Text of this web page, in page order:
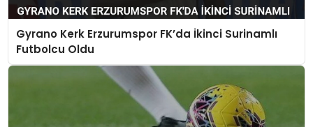
Gyrano Kerk Erzurumspor FK’da İkinci Surinamlı
Futbolcu Oldu